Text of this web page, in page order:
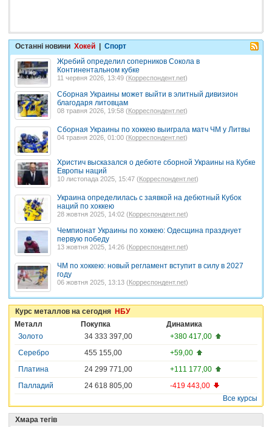
Останні новини Хокей
Спорт
Жребий определил соперников Сокола в
Континентальном кубке
11 червня 2026, 13:49 (Корреспондент.net)
Сборная Украины может выйти в элитный дивизион
благодаря литовцам
08 травня 2026, 19:58 (Корреспондент.net)
Сборная Украины по хоккею выиграла матч ЧМ у Литвы
04 травня 2026, 01:00 (Корреспондент.net)
Христич высказался о дебюте сборной Украины на Кубке
Европы наций
10 листопада 2025, 15:47 (Корреспондент.net)
Украина определилась с заявкой на дебютный Кубок
наций по хоккею
28 жовтня 2025, 14:02 (Корреспондент.net)
Чемпионат Украины по хоккею: Одесщина празднует
первую победу
13 жовтня 2025, 14:26 (Корреспондент.net)
ЧМ по хоккею: новый регламент вступит в силу в 2027
году
06 жовтня 2025, 13:13 (Корреспондент.net)
Курс металлов на сегодня НБУ
Металл
Покупка
Динамика
Золото
34 333 397,00
+380 417,00
Серебро
455 155,00
+59,00
Платина
24 299 771,00
+111 177,00
Палладий
24 618 805,00
-419 443,00
Все курсы
Хмара тегів